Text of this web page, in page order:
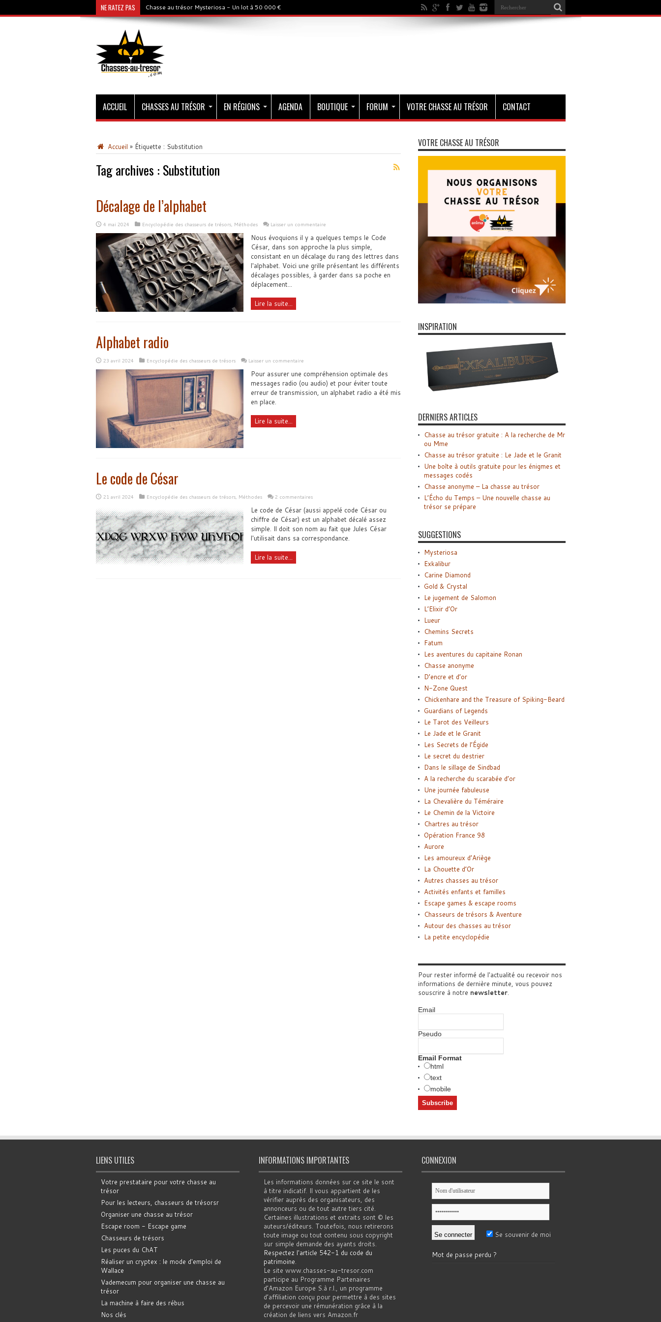
NE RATEZ PAS Chasse au trésor Mysteriosa - Un lot à 50 000 €
ACCUEIL CHASSES AU TRÉSOR EN RÉGIONS AGENDA BOUTIQUE FORUM VOTRE CHASSE AU TRÉSOR CONTACT
Accueil » Étiquette : Substitution
Tag archives : Substitution
Décalage de l’alphabet
4 mai 2024 Encyclopédie des chasseurs de trésors, Méthodes Laisser un commentaire
Nous évoquions il y a quelques temps le Code
César, dans son approche la plus simple,
consistant en un décalage du rang des lettres dans
l'alphabet. Voici une grille présentant les différents
décalages possibles, à garder dans sa poche en
déplacement...
Lire la suite...
Alphabet radio
23 avril 2024 Encyclopédie des chasseurs de trésors Laisser un commentaire
Pour assurer une compréhension optimale des
messages radio (ou audio) et pour éviter toute
erreur de transmission, un alphabet radio a été mis
en place.
Lire la suite...
Le code de César
21 avril 2024 Encyclopédie des chasseurs de trésors, Méthodes 2 commentaires
Le code de César (aussi appelé code César ou
chiffre de César) est un alphabet décalé assez
simple. Il doit son nom au fait que Jules César
l'utilisait dans sa correspondance.
Lire la suite...
VOTRE CHASSE AU TRÉSOR
INSPIRATION
DERNIERS ARTICLES
Chasse au trésor gratuite : A la recherche de Mr
ou Mme
Chasse au trésor gratuite : Le Jade et le Granit
Une boîte à outils gratuite pour les énigmes et
messages codés
Chasse anonyme – La chasse au trésor
L’Écho du Temps – Une nouvelle chasse au
trésor se prépare
SUGGESTIONS
Mysteriosa
Exkalibur
Carine Diamond
Gold & Crystal
Le jugement de Salomon
L’Elixir d’Or
Lueur
Chemins Secrets
Fatum
Les aventures du capitaine Ronan
Chasse anonyme
D’encre et d’or
N-Zone Quest
Chickenhare and the Treasure of Spiking-Beard
Guardians of Legends
Le Tarot des Veilleurs
Le Jade et le Granit
Les Secrets de l’Égide
Le secret du destrier
Dans le sillage de Sindbad
A la recherche du scarabée d’or
Une journée fabuleuse
La Chevalière du Téméraire
Le Chemin de la Victoire
Chartres au trésor
Opération France 98
Aurore
Les amoureux d’Ariège
La Chouette d’Or
Autres chasses au trésor
Activités enfants et familles
Escape games & escape rooms
Chasseurs de trésors & Aventure
Autour des chasses au trésor
La petite encyclopédie
Pour rester informé de l'actualité ou recevoir nos
informations de dernière minute, vous pouvez
souscrire à notre newsletter.
Email
Pseudo
Email Format
html
text
mobile
LIENS UTILES
Votre prestataire pour votre chasse au
trésor
Pour les lecteurs, chasseurs de trésorsr
Organiser une chasse au trésor
Escape room - Escape game
Chasseurs de trésors
Les puces du ChAT
Réaliser un cryptex : le mode d'emploi de
Wallace
Vademecum pour organiser une chasse au
trésor
La machine à faire des rébus
Nos clés
INFORMATIONS IMPORTANTES
Les informations données sur ce site le sont
à titre indicatif. Il vous appartient de les
vérifier auprès des organisateurs, des
annonceurs ou de tout autre tiers cité.
Certaines illustrations et extraits sont © les
auteurs/éditeurs. Toutefois, nous retirerons
toute image ou tout contenu sous copyright
sur simple demande des ayants droits.
Respectez l'article 542-1 du code du
patrimoine
Le site www.chasses-au-tresor.com
participe au Programme Partenaires
d’Amazon Europe S.à r.l., un programme
d’affiliation conçu pour permettre à des sites
de percevoir une rémunération grâce à la
création de liens vers Amazon.fr
CONNEXION
Se souvenir de moi
Mot de passe perdu ?